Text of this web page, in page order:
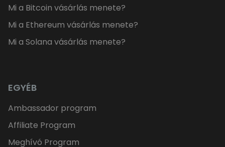
Mi a Bitcoin vásárlás menete?
Mi a Ethereum vásárlás menete?
Mi a Solana vásárlás menete?
EGYÉB
Ambassador program
Affiliate Program
Meghívó Program